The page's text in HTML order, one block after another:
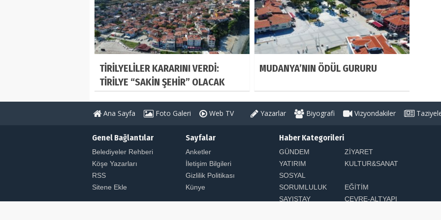
TİRİLYELİLER KARARINI VERDİ:
TİRİLYE “SAKİN ŞEHİR” OLACAK
MUDANYA’NIN ÖDÜL GURURU
Ana Sayfa Foto Galeri Web TV Yazarlar Biyografi Vizyondakiler
Genel Bağlantılar
Belediyeler Rehberi
Köşe Yazarları
RSS
Sitene Ekle
Sayfalar
Anketler
İletişim Bilgileri
Gizlilik Politikası
Künye
Haber Kategorileri
GÜNDEM
ZİYARET
YATIRIM
KULTUR&SANAT
SOSYAL
SORUMLULUK
EĞİTİM
SAYIŞTAY
ÇEVRE-ALTYAPI